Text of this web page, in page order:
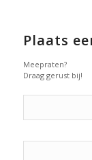
Plaats
Meepraten?
Draag gerust bij!